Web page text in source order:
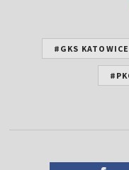
#GKS KATOWICE